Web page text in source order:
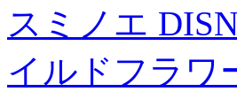
スミノエ
イルドフラワ